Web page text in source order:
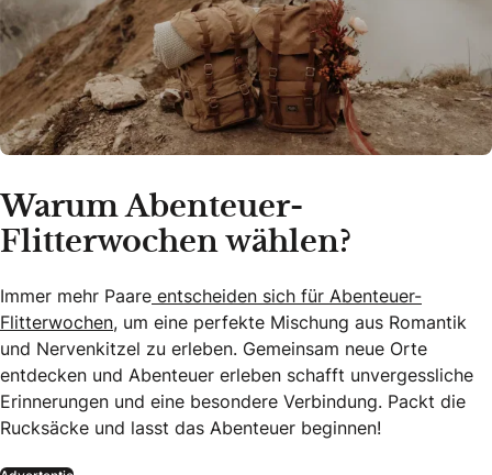
Warum Abenteuer-
Flitterwochen wählen?
Immer mehr Paare entscheiden sich für Abenteuer-
Flitterwochen, um eine perfekte Mischung aus Romantik
und Nervenkitzel zu erleben. Gemeinsam neue Orte
entdecken und Abenteuer erleben schafft unvergessliche
Erinnerungen und eine besondere Verbindung. Packt die
Rucksäcke und lasst das Abenteuer beginnen!